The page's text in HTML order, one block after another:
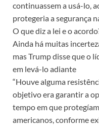
continuassem a usá-lo,
protegeria a segurança
O que diz a lei e o
Ainda há muitas
mas Trump disse que o
em levá-lo adiante
“Houve alguma
objetivo era garantir a
tempo em que
americanos, conforme